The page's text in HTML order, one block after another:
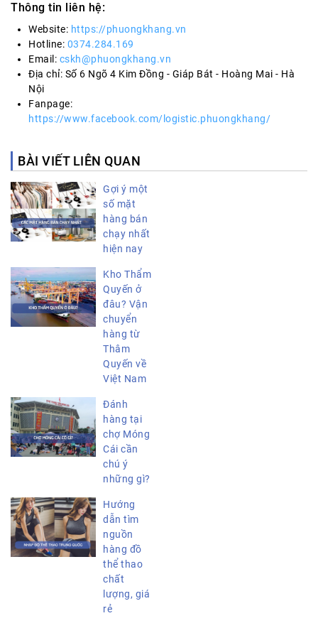
Thông tin liên hệ:
Website: https://phuongkhang.vn
Hotline: 0374.284.169
Email: cskh@phuongkhang.vn
Địa chỉ: Số 6 Ngõ 4 Kim Đồng - Giáp Bát - Hoàng Mai - Hà
Nội
Fanpage:
https://www.facebook.com/logistic.phuongkhang/
BÀI VIẾT LIÊN QUAN
Gợi ý một
số mặt
hàng bán
chạy nhất
hiện nay
Kho Thẩm
Quyến ở
đâu? Vận
chuyển
hàng từ
Thâm
Quyến về
Việt Nam
Đánh
hàng tại
chợ Móng
Cái cần
chú ý
những gì?
Hướng
dẫn tìm
nguồn
hàng đồ
thể thao
chất
lượng, giá
rẻ